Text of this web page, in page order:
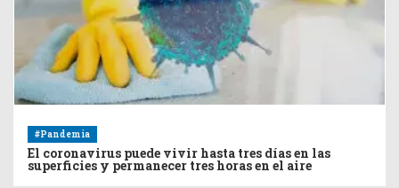
#Pandemia
El coronavirus puede vivir hasta tres días en las
superficies y permanecer tres horas en el aire